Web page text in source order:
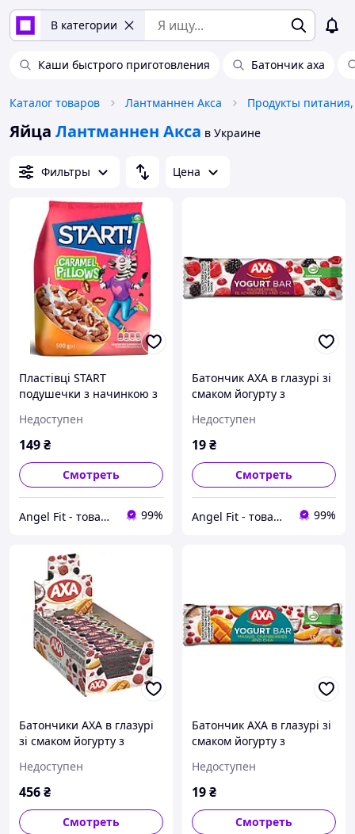
В категории
Каши быстрого приготовления Батончик аха
Каталог товаров Лантманнен Акса Продукты
Яйца Лантманнен Акса в Украине
Фильтры Цена
Пластівці START
подушечки з начинкою з
Недоступен
149₴
Смотреть
Angel Fit - товари для здоров'я, спорту та активного життя 99%
Батончик АХА в глазурі зі
смаком йогурту з
ожиною 35 г
Недоступен
19₴
Смотреть
Angel Fit - товари для здоров'я, спорту та активного життя 99%
Батончики АХА в глазурі
зі смаком йогурту з
ожиною 35 г 24 шт
Недоступен
456₴
Смотреть
Батончик АХА в глазурі зі
смаком йогурту з
журавлиною 35 г
Недоступен
19₴
Смотреть